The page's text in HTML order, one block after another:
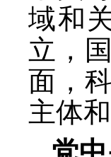
域和
立，
面，
主体